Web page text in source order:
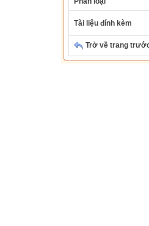
Tài liệu đính kèm
Trở về trang